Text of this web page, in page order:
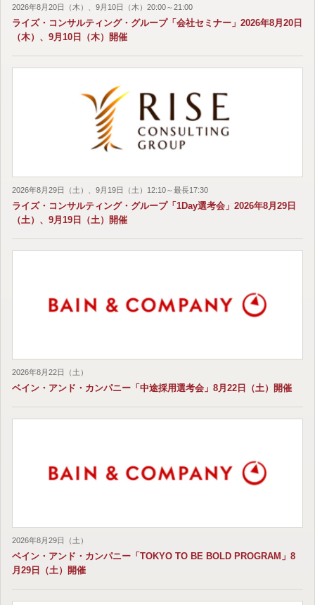
2026年8月20日（木）、9月10日（木）20:00～21:00
ライズ・コンサルティング・グループ「会社セミナー」2026年8月20日
（木）、9月10日（木）開催
2026年8月29日（土）、9月19日（土）12:10～最長17:30
ライズ・コンサルティング・グループ「1Day選考会」2026年8月29日
（土）、9月19日（土）開催
2026年8月22日（土）
ベイン・アンド・カンパニー「中途採用選考会」8月22日（土）開催
2026年8月29日（土）
ベイン・アンド・カンパニー「TOKYO TO BE BOLD PROGRAM」8
月29日（土）開催